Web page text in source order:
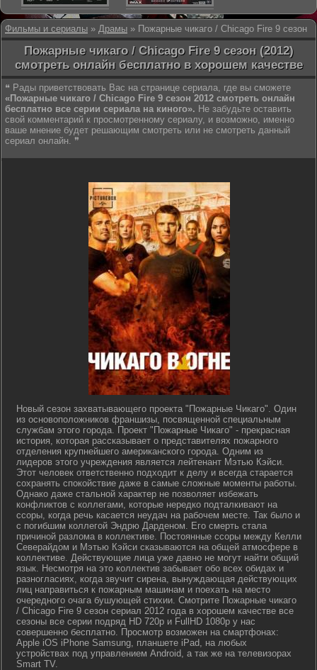
Фильмы и сериалы » Драмы » Пожарные чикаго / Chicago Fire 9 сезон
Пожарные чикаго / Chicago Fire 9 сезон (2012)
смотреть онлайн бесплатно в хорошем качестве
❝ Рады приветствовать Вас на странице сериала, где вы сможете
«Пожарные чикаго / Chicago Fire 9 сезон 2012 смотреть онлайн
бесплатно все серии сериала на киного». Не забудьте оставить
свой комментарий к просмотренному сериалу, и возможно, именно
ваше мнение будет решающим смотреть или не смотреть данный
сериал онлайн. ❞
Новый сезон захватывающего проекта "Пожарные Чикаго". Один
из основоположников франшизы, посвященной специальным
службам этого города. Проект "Пожарные Чикаго" - прекрасная
история, которая рассказывает о представителях пожарного
отделения крупнейшего американского города. Одним из
лидеров этого учреждения является лейтенант Мэтью Кэйси.
Этот человек ответственно подходит к делу и всегда старается
сохранять спокойствие даже в самые сложные моменты работы.
Однако даже стальной характер не позволяет избежать
конфликтов с коллегами, которые нередко подталкивают на
ссоры, когда речь касается неудач на рабочем месте. Так было и
с погибшим коллегой Эндрю Дарденом. Его смерть стала
причиной разлома в коллективе. Постоянные ссоры между Келли
Северайдом и Мэтью Кэйси сказываются на общей атмосфере в
коллективе. Действующие лица уже давно не могут найти общий
язык. Несмотря на это коллектив забывает обо всех обидах и
разногласиях, когда звучит сирена, вынуждающая действующих
лиц направиться к пожарным машинам и поехать на место
очередного очага бушующей стихии. Смотрите Пожарные чикаго
/ Chicago Fire 9 сезон сериал 2012 года в хорошем качестве все
сезоны все серии подряд HD 720p и FullHD 1080p у нас
совершенно бесплатно. Просмотр возможен на смартфонах:
Apple iOS iPhone Samsung, планшете iPad, на любых
устройствах под управлением Android, а так же на телевизорах
Smart TV.